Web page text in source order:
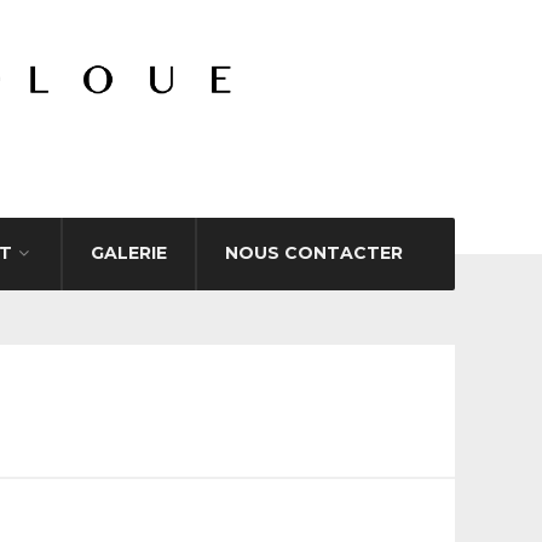
GALERIE NOUS CONTACTER